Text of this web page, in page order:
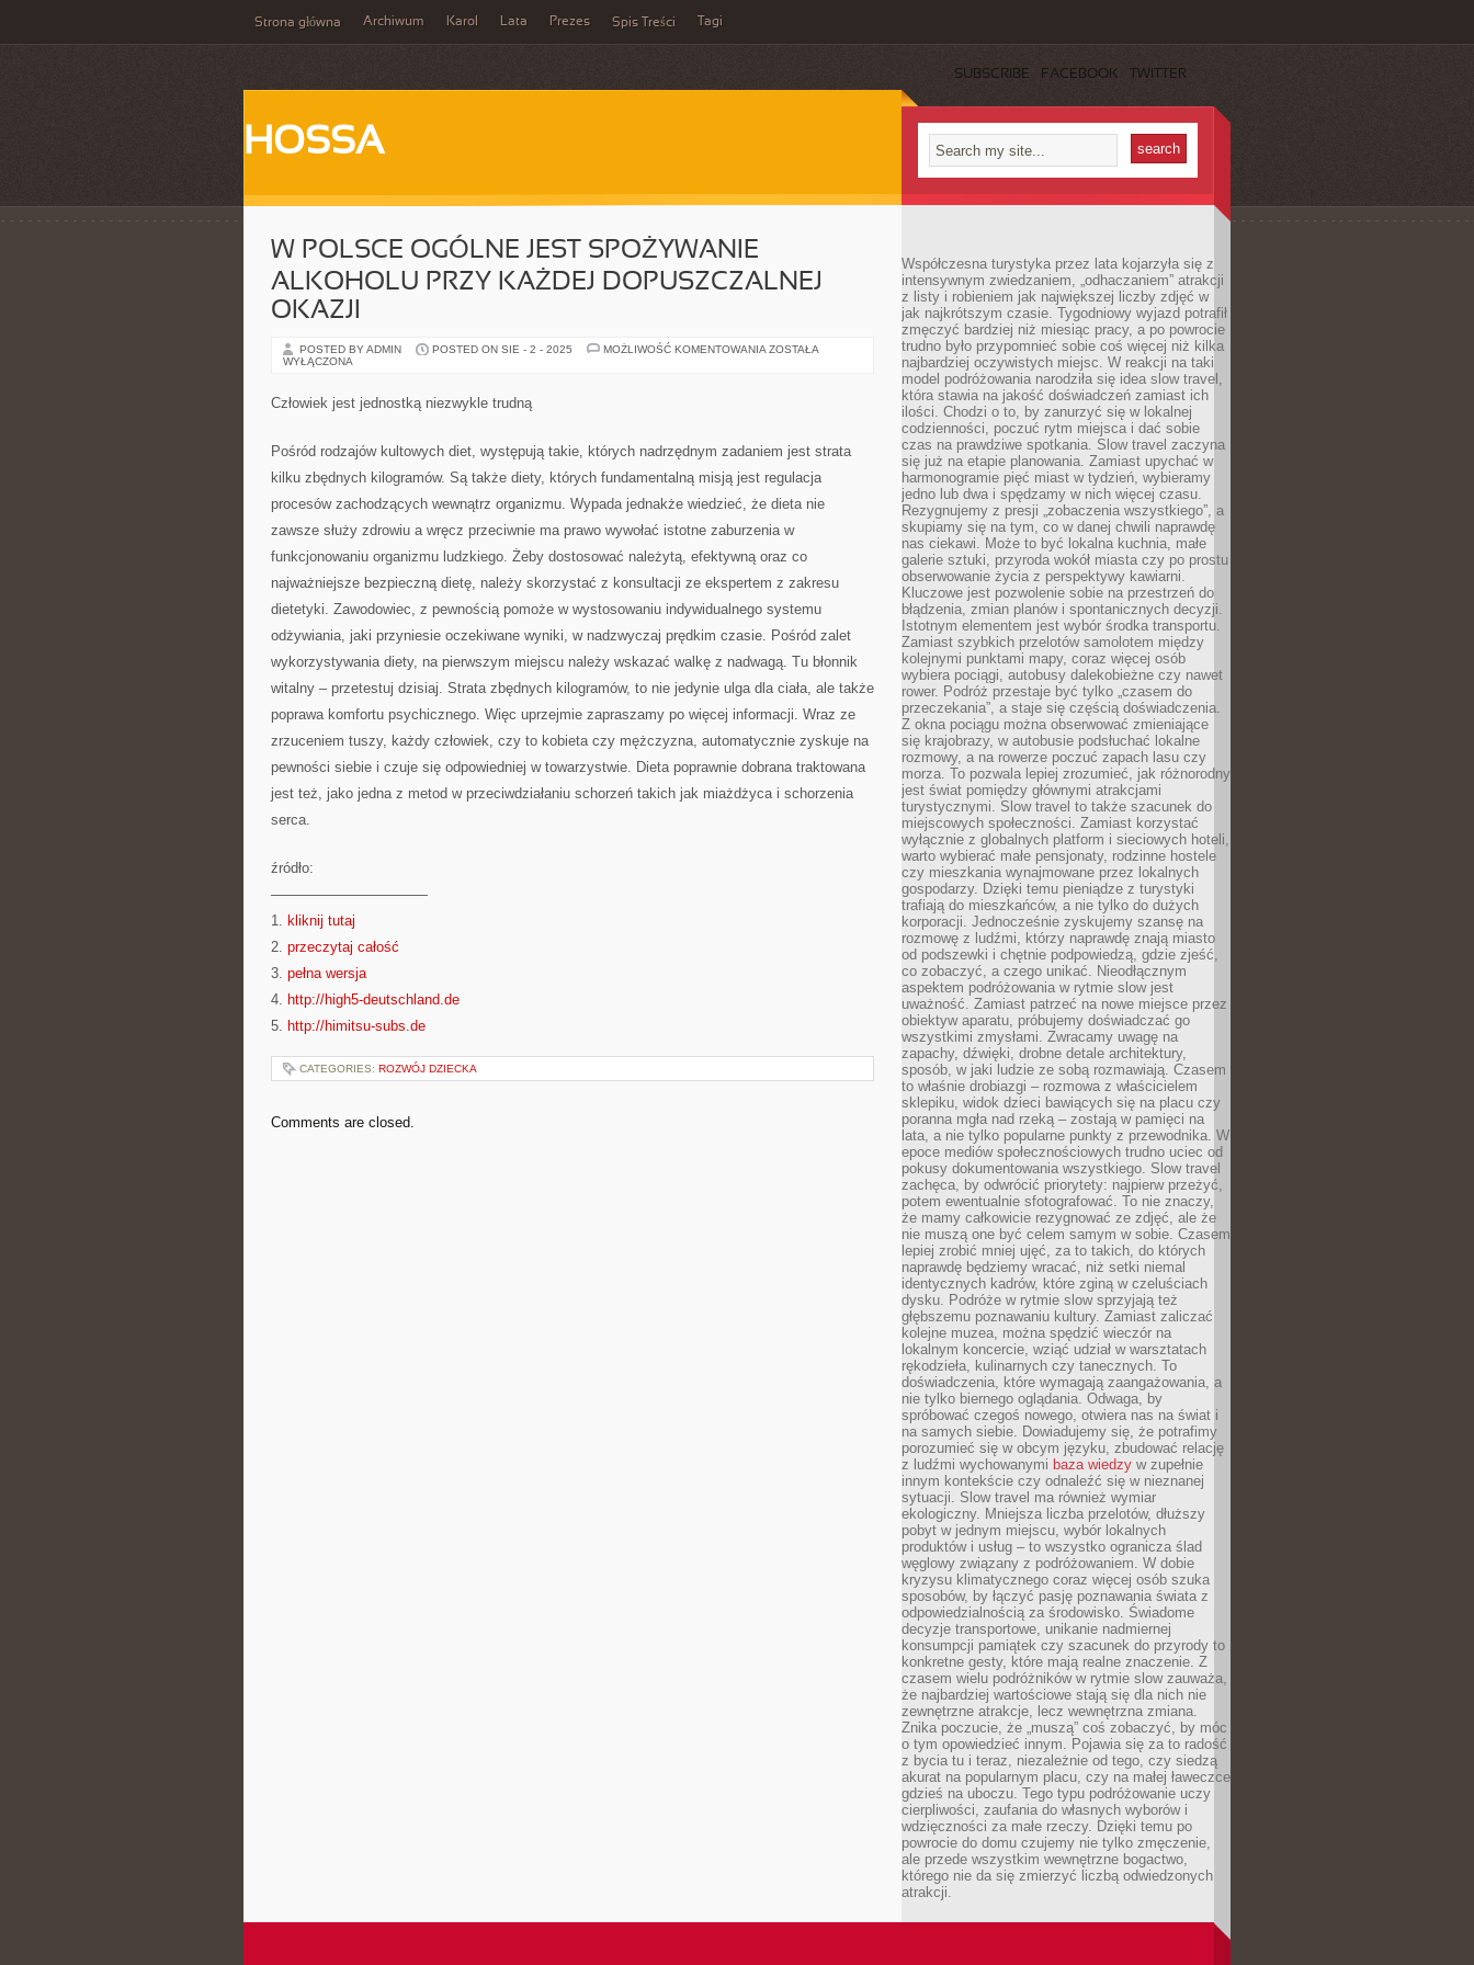
Strona główna Archiwum Karol Lata Prezes Spis Treści Tagi
SUBSCRIBE FACEBOOK TWITTER
HOSSA
W POLSCE OGÓLNE JEST SPOŻYWANIE
ALKOHOLU PRZY KAŻDEJ DOPUSZCZALNEJ
OKAZJI
POSTED BY ADMIN POSTED ON SIE - 2 - 2025 MOŻLIWOŚĆ KOMENTOWANIA W
DOPUSZCZALNEJ
OKAZJI
ZOSTAŁA
WYŁĄCZONA
Człowiek jest jednostką niezwykle trudną
Pośród rodzajów kultowych diet, występują takie, których nadrzędnym zadaniem jest strata
kilku zbędnych kilogramów. Są także diety, których fundamentalną misją jest regulacja
procesów zachodzących wewnątrz organizmu. Wypada jednakże wiedzieć, że dieta nie
zawsze służy zdrowiu a wręcz przeciwnie ma prawo wywołać istotne zaburzenia w
funkcjonowaniu organizmu ludzkiego. Żeby dostosować należytą, efektywną oraz co
najważniejsze bezpieczną dietę, należy skorzystać z konsultacji ze ekspertem z zakresu
dietetyki. Zawodowiec, z pewnością pomoże w wystosowaniu indywidualnego systemu
odżywiania, jaki przyniesie oczekiwane wyniki, w nadzwyczaj prędkim czasie. Pośród zalet
wykorzystywania diety, na pierwszym miejscu należy wskazać walkę z nadwagą. Tu błonnik
witalny – przetestuj dzisiaj. Strata zbędnych kilogramów, to nie jedynie ulga dla ciała, ale także
poprawa komfortu psychicznego. Więc uprzejmie zapraszamy po więcej informacji. Wraz ze
zrzuceniem tuszy, każdy człowiek, czy to kobieta czy mężczyzna, automatycznie zyskuje na
pewności siebie i czuje się odpowiedniej w towarzystwie. Dieta poprawnie dobrana traktowana
jest też, jako jedna z metod w przeciwdziałaniu schorzeń takich jak miażdżyca i schorzenia
serca.
źródło:
———————————
1. kliknij tutaj
2. przeczytaj całość
3. pełna wersja
4. http://high5-deutschland.de
5. http://himitsu-subs.de
CATEGORIES: ROZWÓJ DZIECKA
Comments are closed.
Współczesna turystyka przez lata kojarzyła się z
intensywnym zwiedzaniem, „odhaczaniem” atrakcji
z listy i robieniem jak największej liczby zdjęć w
jak najkrótszym czasie. Tygodniowy wyjazd potrafił
zmęczyć bardziej niż miesiąc pracy, a po powrocie
trudno było przypomnieć sobie coś więcej niż kilka
najbardziej oczywistych miejsc. W reakcji na taki
model podróżowania narodziła się idea slow travel,
która stawia na jakość doświadczeń zamiast ich
ilości. Chodzi o to, by zanurzyć się w lokalnej
codzienności, poczuć rytm miejsca i dać sobie
czas na prawdziwe spotkania. Slow travel zaczyna
się już na etapie planowania. Zamiast upychać w
harmonogramie pięć miast w tydzień, wybieramy
jedno lub dwa i spędzamy w nich więcej czasu.
Rezygnujemy z presji „zobaczenia wszystkiego”, a
skupiamy się na tym, co w danej chwili naprawdę
nas ciekawi. Może to być lokalna kuchnia, małe
galerie sztuki, przyroda wokół miasta czy po prostu
obserwowanie życia z perspektywy kawiarni.
Kluczowe jest pozwolenie sobie na przestrzeń do
błądzenia, zmian planów i spontanicznych decyzji.
Istotnym elementem jest wybór środka transportu.
Zamiast szybkich przelotów samolotem między
kolejnymi punktami mapy, coraz więcej osób
wybiera pociągi, autobusy dalekobieżne czy nawet
rower. Podróż przestaje być tylko „czasem do
przeczekania”, a staje się częścią doświadczenia.
Z okna pociągu można obserwować zmieniające
się krajobrazy, w autobusie podsłuchać lokalne
rozmowy, a na rowerze poczuć zapach lasu czy
morza. To pozwala lepiej zrozumieć, jak różnorodny
jest świat pomiędzy głównymi atrakcjami
turystycznymi. Slow travel to także szacunek do
miejscowych społeczności. Zamiast korzystać
wyłącznie z globalnych platform i sieciowych hoteli,
warto wybierać małe pensjonaty, rodzinne hostele
czy mieszkania wynajmowane przez lokalnych
gospodarzy. Dzięki temu pieniądze z turystyki
trafiają do mieszkańców, a nie tylko do dużych
korporacji. Jednocześnie zyskujemy szansę na
rozmowę z ludźmi, którzy naprawdę znają miasto
od podszewki i chętnie podpowiedzą, gdzie zjeść,
co zobaczyć, a czego unikać. Nieodłącznym
aspektem podróżowania w rytmie slow jest
uważność. Zamiast patrzeć na nowe miejsce przez
obiektyw aparatu, próbujemy doświadczać go
wszystkimi zmysłami. Zwracamy uwagę na
zapachy, dźwięki, drobne detale architektury,
sposób, w jaki ludzie ze sobą rozmawiają. Czasem
to właśnie drobiazgi – rozmowa z właścicielem
sklepiku, widok dzieci bawiących się na placu czy
poranna mgła nad rzeką – zostają w pamięci na
lata, a nie tylko popularne punkty z przewodnika. W
epoce mediów społecznościowych trudno uciec od
pokusy dokumentowania wszystkiego. Slow travel
zachęca, by odwrócić priorytety: najpierw przeżyć,
potem ewentualnie sfotografować. To nie znaczy,
że mamy całkowicie rezygnować ze zdjęć, ale że
nie muszą one być celem samym w sobie. Czasem
lepiej zrobić mniej ujęć, za to takich, do których
naprawdę będziemy wracać, niż setki niemal
identycznych kadrów, które zginą w czeluściach
dysku. Podróże w rytmie slow sprzyjają też
głębszemu poznawaniu kultury. Zamiast zaliczać
kolejne muzea, można spędzić wieczór na
lokalnym koncercie, wziąć udział w warsztatach
rękodzieła, kulinarnych czy tanecznych. To
doświadczenia, które wymagają zaangażowania, a
nie tylko biernego oglądania. Odwaga, by
spróbować czegoś nowego, otwiera nas na świat i
na samych siebie. Dowiadujemy się, że potrafimy
porozumieć się w obcym języku, zbudować relację
z ludźmi wychowanymi baza wiedzy w zupełnie
innym kontekście czy odnaleźć się w nieznanej
sytuacji. Slow travel ma również wymiar
ekologiczny. Mniejsza liczba przelotów, dłuższy
pobyt w jednym miejscu, wybór lokalnych
produktów i usług – to wszystko ogranicza ślad
węglowy związany z podróżowaniem. W dobie
kryzysu klimatycznego coraz więcej osób szuka
sposobów, by łączyć pasję poznawania świata z
odpowiedzialnością za środowisko. Świadome
decyzje transportowe, unikanie nadmiernej
konsumpcji pamiątek czy szacunek do przyrody to
konkretne gesty, które mają realne znaczenie. Z
czasem wielu podróżników w rytmie slow zauważa,
że najbardziej wartościowe stają się dla nich nie
zewnętrzne atrakcje, lecz wewnętrzna zmiana.
Znika poczucie, że „muszą” coś zobaczyć, by móc
o tym opowiedzieć innym. Pojawia się za to radość
z bycia tu i teraz, niezależnie od tego, czy siedzą
akurat na popularnym placu, czy na małej ławeczce
gdzieś na uboczu. Tego typu podróżowanie uczy
cierpliwości, zaufania do własnych wyborów i
wdzięczności za małe rzeczy. Dzięki temu po
powrocie do domu czujemy nie tylko zmęczenie,
ale przede wszystkim wewnętrzne bogactwo,
którego nie da się zmierzyć liczbą odwiedzonych
atrakcji.